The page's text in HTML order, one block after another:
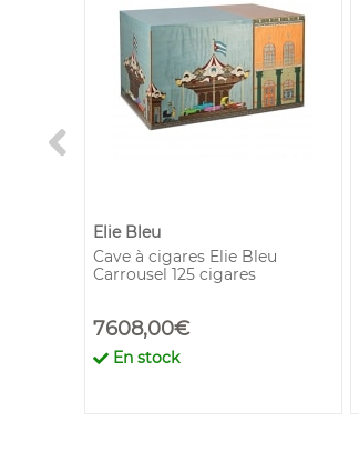
Elie Bleu
Cave à cigares Elie Bleu
Carrousel 125 cigares
7608,00€
En stock